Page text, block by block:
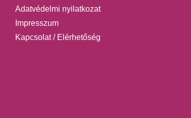
Adatvédelmi nyilatkozat
Impresszum
Kapcsolat / Elérhetőség